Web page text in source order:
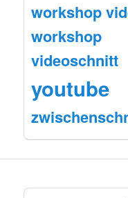
workshop
workshop
videoschnitt
youtube